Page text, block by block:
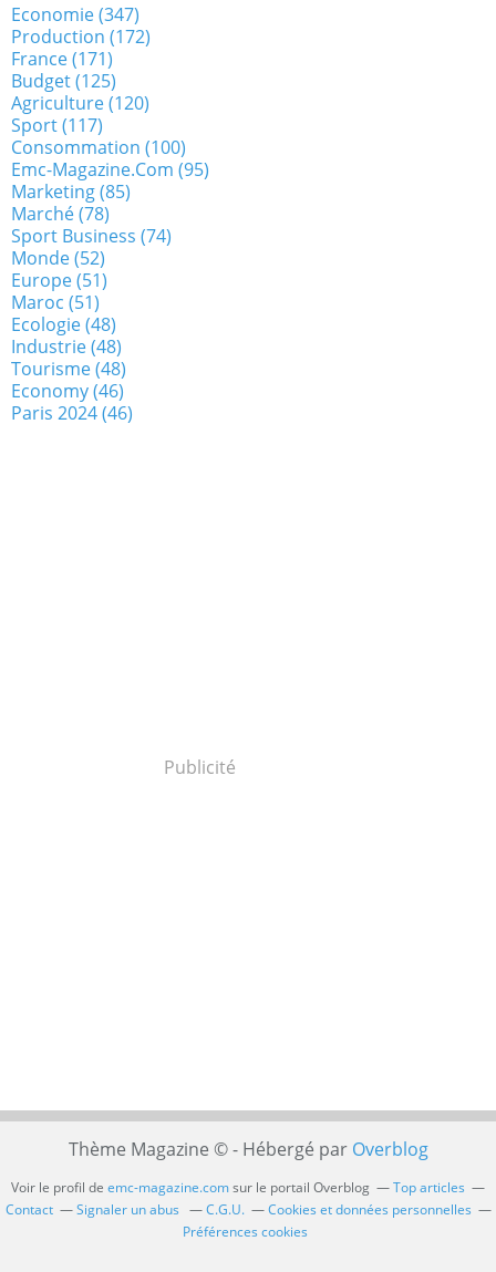
Economie(347)
Production (172)
France(171)
Budget(125)
Agriculture(120)
Sport(117)
Consommation (100)
Emc-Magazine.com (95)
Marketing(85)
Marché(78)
Sport Business (74)
Monde(52)
Europe(51)
Maroc (51)
Ecologie(48)
Industrie(48)
Tourisme(48)
Economy(46)
Paris 2024(46)
Publicité
Thème Magazine © - Hébergé par Overblog
Voir le profil de emc-magazine.comsur le portail Overblog
Top articles
Contact
Signaler un abus C.G.U.
Cookies et données personnelles
Préférences cookies